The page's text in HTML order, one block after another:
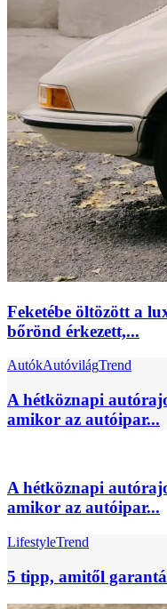
Feketébe öltözött a
bőrönd érkezett,...
AutókAutóvilágTrend
A hétköznapi
amikor az autóipar...
A hétköznapi
amikor az autóipar...
LifestyleTrend
5 tipp, amitől